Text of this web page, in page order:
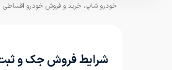
خودرو شاپ، خرید و فروش خودرو اقساطی مدل ۹۰ به بالا با ضمانت
شرایط فروش جک و ثبت نام جی 4